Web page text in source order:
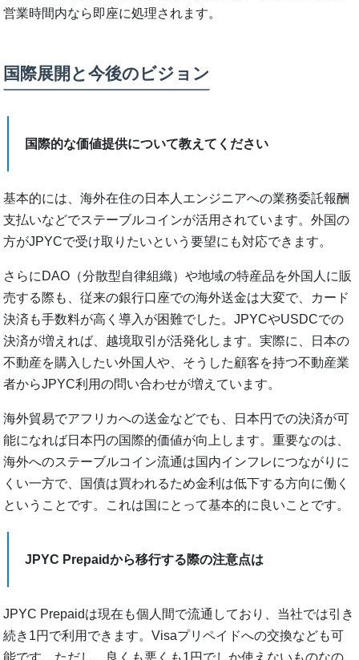
営業時間内なら即座に処理されます。
国際展開と今後のビジョン
国際的な価値提供について教えてください
基本的には、海外在住の日本人エンジニアへの業務委託報酬
支払いなどでステーブルコインが活用されています。外国の
方がJPYCで受け取りたいという要望にも対応できます。
さらにDAO（分散型自律組織）や地域の特産品を外国人に販
売する際も、従来の銀行口座での海外送金は大変で、カード
決済も手数料が高く導入が困難でした。JPYCやUSDCでの
決済が増えれば、越境取引が活発化します。実際に、日本の
不動産を購入したい外国人や、そうした顧客を持つ不動産業
者からJPYC利用の問い合わせが増えています。
海外貿易でアフリカへの送金などでも、日本円での決済が可
能になれば日本円の国際的価値が向上します。重要なのは、
海外へのステーブルコイン流通は国内インフレにつながりに
くい一方で、国債は買われるため金利は低下する方向に働く
ということです。これは国にとって基本的に良いことです。
JPYC Prepaidから移行する際の注意点は
JPYC Prepaidは現在も個人間で流通しており、当社では引き
続き1円で利用できます。Visaプリペイドへの交換なども可
能です。ただし、良くも悪くも1円でしか使えないものなの